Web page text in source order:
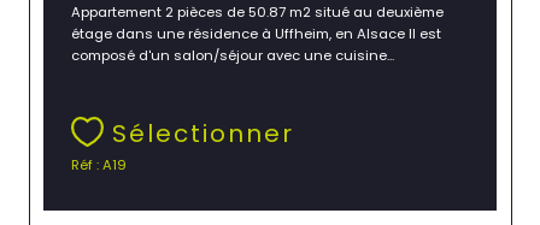
Appartement 2 pièces de 50.87 m2 situé au deuxième
étage dans une résidence à Uffheim, en Alsace Il est
composé d'un salon/séjour avec une cuisine...
Sélectionner
Réf : A19